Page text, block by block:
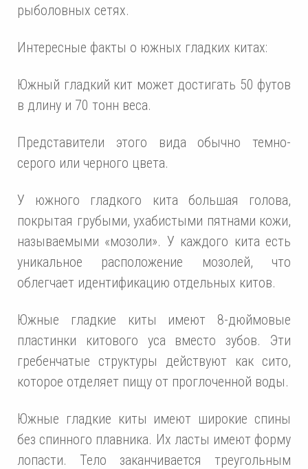
рыболовных сетях.
Интересные факты о южных гладких китах:
Южный гладкий кит может достигать 50 футов
в длину и 70 тонн веса.
Представители этого вида обычно темно-
серого или черного цвета.
У южного гладкого кита большая голова,
покрытая грубыми, ухабистыми пятнами кожи,
называемыми «мозоли». У каждого кита есть
уникальное расположение мозолей, что
облегчает идентификацию отдельных китов.
Южные гладкие киты имеют 8-дюймовые
пластинки китового уса вместо зубов. Эти
гребенчатые структуры действуют как сито,
которое отделяет пищу от проглоченной воды.
Южные гладкие киты имеют широкие спины
без спинного плавника. Их ласты имеют форму
лопасти. Тело заканчивается треугольным